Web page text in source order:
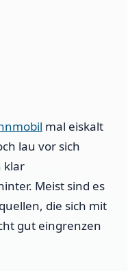
mal eiskalt
lau vor sich
klar
Meist sind es
die sich mit
gut eingrenzen